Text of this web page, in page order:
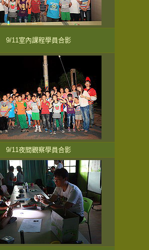
9/11室內課程學員合影
9/11夜間觀察學員合影